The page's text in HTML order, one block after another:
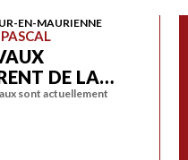
EN-MAURIENNE
DE LA…
sont actuellement